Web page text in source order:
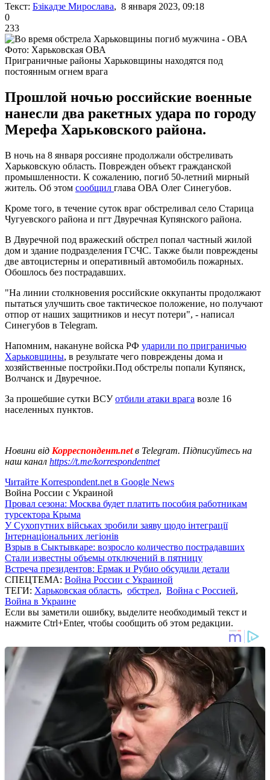
Текст: Бзікадзе Мирослава, 8 января 2023, 09:18
0
233
Фото: Харьковская ОВА
Приграничные районы Харьковщины находятся под
постоянным огнем врага
Прошлой ночью российские военные
нанесли два ракетных удара по городу
Мерефа Харьковского района.
В ночь на 8 января россияне продолжали обстреливать
Харьковскую область. Поврежден объект гражданской
промышленности. К сожалению, погиб 50-летний мирный
житель. Об этом сообщил глава ОВА Олег Синегубов.
Кроме того, в течение суток враг обстреливал село Старица
Чугуевского района и пгт Двуречная Купянского района.
В Двуречной под вражеский обстрел попал частный жилой
дом и здание подразделения ГСЧС. Также были повреждены
две автоцистерны и оперативный автомобиль пожарных.
Обошлось без пострадавших.
"На линии столкновения российские оккупанты продолжают
пытаться улучшить свое тактическое положение, но получают
отпор от наших защитников и несут потери", - написал
Синегубов в Telegram.
Напомним, накануне войска РФ ударили по приграничью
Харьковщины, в результате чего повреждены дома и
хозяйственные постройки.Под обстрелы попали Купянск,
Волчанск и Двуречное.
За прошебшие сутки ВСУотбили атаки врага возле 16
населенных пунктов.
Новини від Корреспондент.netв Telegram. Підписуйтесь на
наш канал https://t.me/korrespondentnet
Читайте Korrespondent.net в Google News
Война России с Украиной
Провал сезона: Москва будет платить пособия работникам
турсектора Крыма
У Сухопутних військах зробили заяву щодо інтеграції
Інтернаціональних легіонів
Взрыв в Сыктывкаре: возросло количество пострадавших
Стали известны объемы отключений в пятницу
Встреча президентов: Ермак и Рубио обсудили детали
СПЕЦТЕМА: Война России с Украиной
ТЕГИ: Харьковская область, обстрел, Война с Россией,
Война в Украине
Если вы заметили ошибку, выделите необходимый текст и
нажмите Ctrl+Enter, чтобы сообщить об этом редакции.